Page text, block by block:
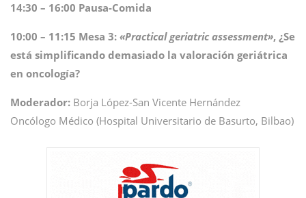
14:30 – 16:00 Pausa-Comida
10:00 – 11:15 Mesa 3: «Practical geriatric assessment», ¿Se
está simplificando demasiado la valoración geriátrica
en oncología?
Moderador: Borja López-San Vicente Hernández
Oncólogo Médico (Hospital Universitario de Basurto, Bilbao)